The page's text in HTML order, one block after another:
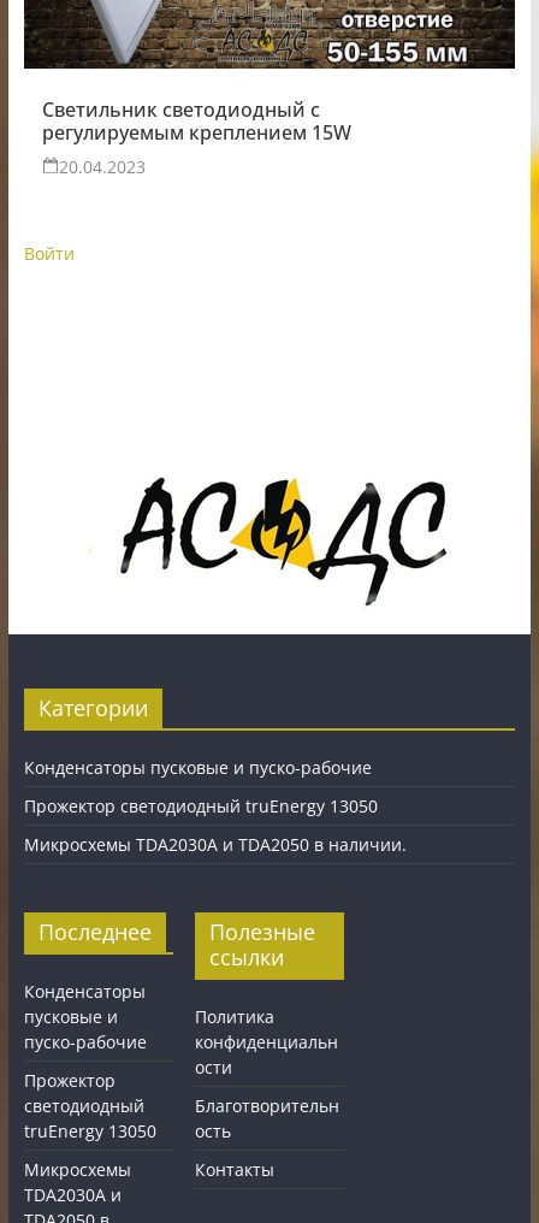
Светильник светодиодный с
регулируемым креплением 15W
20.04.2023
Войти
Категории
Конденсаторы пусковые и пуско-рабочие
Прожектор светодиодный truEnergy 13050
Микросхемы TDA2030A и TDA2050 в наличии.
Последнее
Конденсаторы
пусковые и
пуско-рабочие
Прожектор
светодиодный
truEnergy 13050
Микросхемы
TDA2030A и
Полезные
ссылки
Политика
конфиденциальн
ости
Благотворительн
ость
Контакты